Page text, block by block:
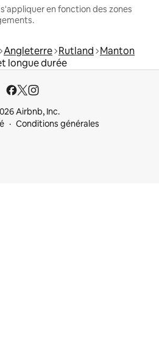
en fonction des zones
Angleterre Rutland Manton
longue durée
Airbnb, Inc.
Conditions générales